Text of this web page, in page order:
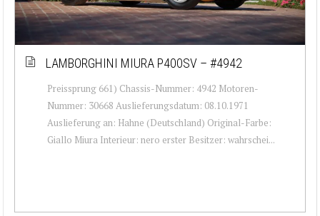
LAMBORGHINI MIURA P400SV – #4942
Preissprung 661) Chassis-Nummer: 4942 Motoren-
Nummer: 30668 Auslieferungsdatum: 08.10.1971
Auslieferung an: Hahne (Deutschland) Original-Farbe:
Giallo Miura Interieur: nero erster Besitzer: wahrschei...